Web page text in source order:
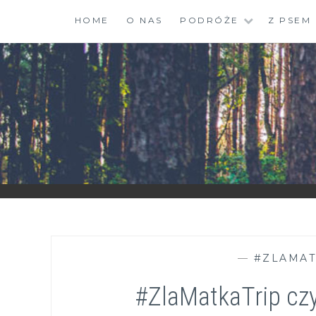
content
HOME O NAS PODRÓŻE Z PSEM
ZGRANESTADO.PL
FOTOGRAFICZNE ZAPISKI DNIA CODZIENNEGO
—
#ZlaMatkaTrip